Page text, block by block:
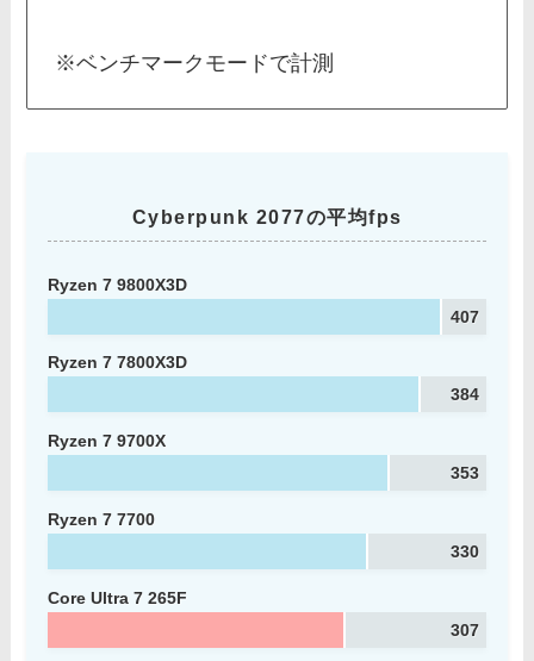
※ベンチマークモードで計測
Cyberpunk 2077の平均fps
Ryzen 7 9800X3D
407
Ryzen 7 7800X3D
384
Ryzen 7 9700X
353
Ryzen 7 7700
330
Core Ultra 7 265F
307